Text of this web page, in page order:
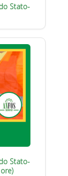
Stato-
Stato-